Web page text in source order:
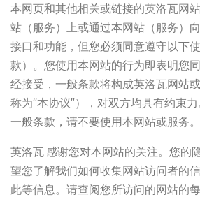
本网页和其他相关或链接的英洛瓦网
站（服务）上或通过本网站（服务）
接口和功能，但您必须同意遵守以下
款）。您使用本网站的行为即表明您
经接受，一般条款将构成英洛瓦网站
称为“本协议”），对双方均具有约束
一般条款，请不要使用本网站或服务。
英洛瓦 感谢您对本网站的关注。您的
望您了解我们如何收集网站访问者的
此等信息。请查阅您所访问的网站的